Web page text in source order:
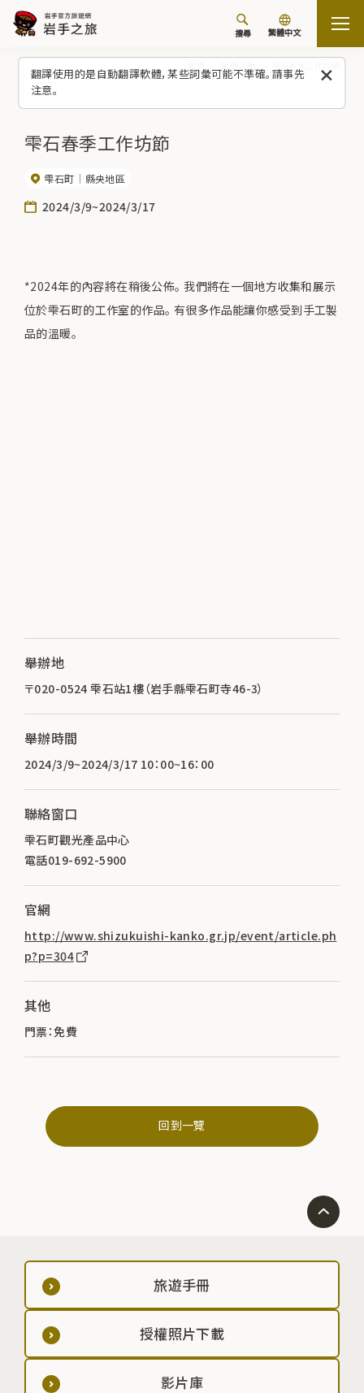
翻譯使用的是自動翻譯軟體，某些詞彙可能不準確。請事先
注意。
搜尋 繁體中文
雫石春季工作坊節
雫石町 縣央地區
2024/3/9~2024/3/17
*2024年的內容將在稍後公佈。 我們將在一個地方收集和展示
位於雫石町的工作室的作品。 有很多作品能讓你感受到手工製
品的溫暖。
舉辦地
〒020-0524 雫石站1樓（岩手縣雫石町寺46-3）
舉辦時間
2024/3/9~2024/3/17 10：00~16：00
聯絡窗口
雫石町觀光產品中心
電話019-692-5900
官網
http://www.shizukuishi-kanko.gr.jp/event/article.ph
p?p=304
其他
門票：免費
回到一覽
旅遊手冊
授權照片下載
影片庫